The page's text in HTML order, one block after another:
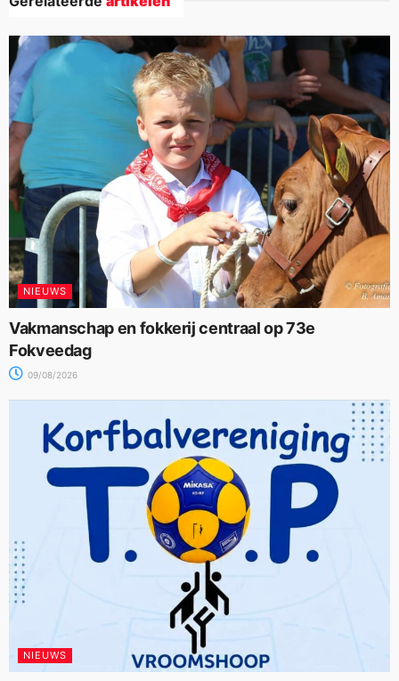
NIEUWS
Vakmanschap en fokkerij centraal op 73e
Fokveedag
09/08/2026
NIEUWS